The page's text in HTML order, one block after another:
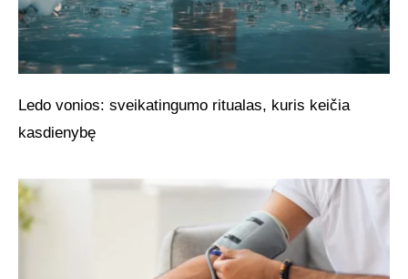
Ledo vonios: sveikatingumo ritualas, kuris keičia
kasdienybę